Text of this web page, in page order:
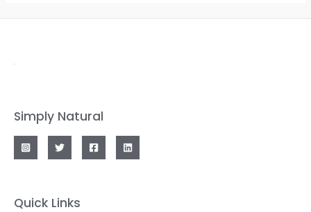
Simply Natural
Quick Links